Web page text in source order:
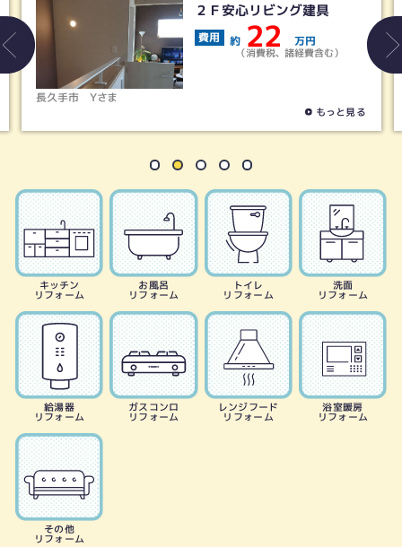
２Ｆ安心リビング建具
22 万円
（消費税、諸経費含む）
キッチン
リフォーム
お風呂
リフォーム
トイレ
リフォーム
洗面
リフォーム
給湯器
リフォーム
ガスコンロ
リフォーム
レンジフード
リフォーム
浴室暖房
リフォーム
その他
リフォーム